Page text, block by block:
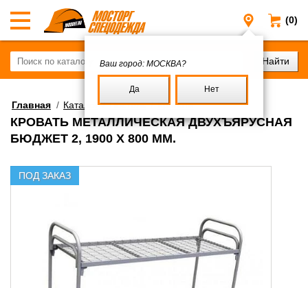
(0)
Москва
Ваш город: МОСКВА?
Да Нет
Главная / Каталог/Постель/Кровати
КРОВАТЬ МЕТАЛЛИЧЕСКАЯ ДВУХЪЯРУСНАЯ
БЮДЖЕТ 2, 1900 Х 800 ММ.
ПОД ЗАКАЗ